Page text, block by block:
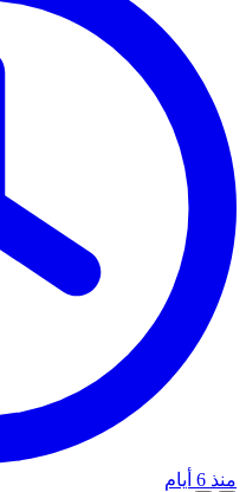
منذ 6 أيام